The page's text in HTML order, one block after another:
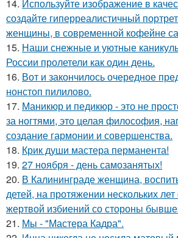
14. Используйте изображение в
создайте гиперреалистичный
женщины, в современной кофейне
15. Наши снежные и уютные
России пролетели как один день.
16. Вот и закончилось очередное
нонстоп пилилово.
17. Маникюр и педикюр - это не
за ногтями, это целая философия,
создание гармонии и совершенства.
18. Крик души мастера перманента!
19. 27 ноября - день самозанятых!
20. В Калининграде женщина,
детей, на протяжении нескольких лет
жертвой избиений со стороны
21. Мы - "Мастера Кадра".